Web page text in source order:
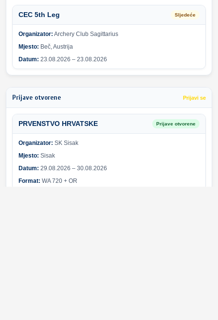
CEC 5th Leg Sljedeće
Organizator: Archery Club Sagittarius
Mjesto: Beč, Austrija
Datum: 23.08.2026 – 23.08.2026
Prijave otvorene Prijavi se
PRVENSTVO HRVATSKE Prijave otvorene
Organizator: SK Sisak
Mjesto: Sisak
Datum: 29.08.2026 – 30.08.2026
Format: WA 720 + OR